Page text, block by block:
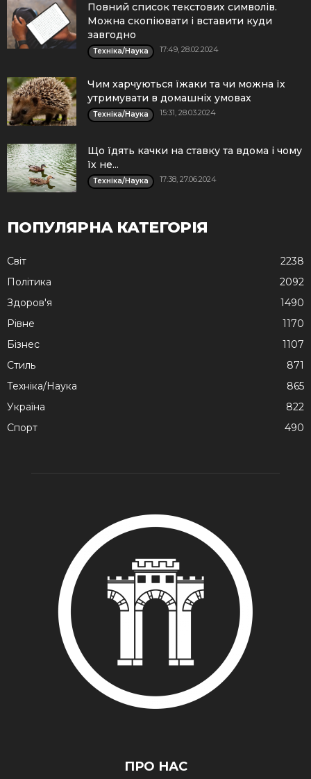
Повний список текстових символів.
Можна скопіювати і вставити куди
завгодно
Техніка/Наука 17:49, 28.02.2024
Чим харчуються їжаки та чи можна їх
утримувати в домашніх умовах
Техніка/Наука 15:31, 28.03.2024
Що їдять качки на ставку та вдома і чому
їх не...
Техніка/Наука 17:38, 27.06.2024
ПОПУЛЯРНА КАТЕГОРІЯ
Cвіт
2238
Політика
2092
Здоров'я
1490
Рівне
1170
Бізнес
1107
Стиль
871
Техніка/Наука
865
Україна
822
Спорт
490
ПРО НАС